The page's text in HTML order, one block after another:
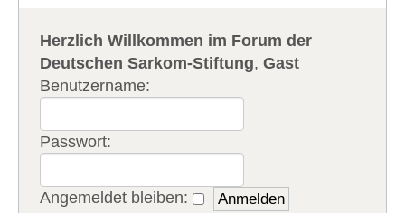
Herzlich Willkommen im Forum der
Deutschen Sarkom-Stiftung,Gast
Benutzername:
Passwort:
Angemeldet bleiben: